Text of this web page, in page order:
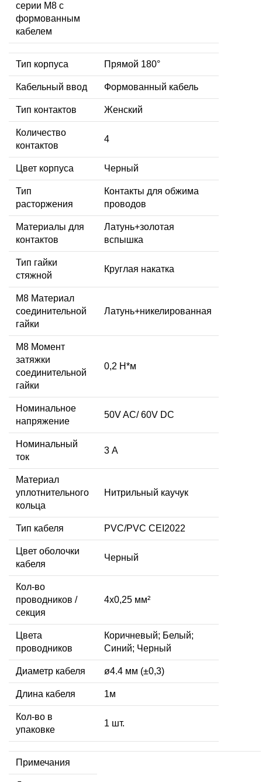
серии M8 с
формованным
кабелем
Тип корпуса Прямой 180°
Кабельный ввод Формованный кабель
Тип контактов Женский
Количество
контактов
4
Цвет корпуса Черный
Тип
расторжения
Контакты для обжима
проводов
Материалы для
контактов
Латунь+золотая
вспышка
Тип гайки
стяжной
Круглая накатка
М8 Материал
соединительной
гайки
Латунь+никелированная
M8 Момент
затяжки
соединительной
гайки
0,2 Н*м
Номинальное
напряжение
50V AC/ 60V DC
Номинальный
ток
3 А
Материал
уплотнительного
кольца
Нитрильный каучук
Тип кабеля PVC/PVC CEI2022
Цвет оболочки
кабеля
Черный
Кол-во
проводников /
секция
4x0,25 мм²
Цвета
проводников
Коричневый; Белый;
Синий; Черный
Диаметр кабеля ø4.4 мм (±0,3)
Длина кабеля 1м
Кол-во в
упаковке
1 шт.
Примечания